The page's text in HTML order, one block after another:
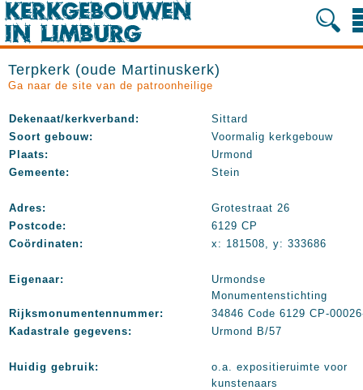
Terpkerk (oude Martinuskerk)
Ga naar de site van de patroonheilige
Dekenaat/kerkverband:
Sittard
Soort gebouw:
Voormalig kerkgebouw
Plaats:
Urmond
Gemeente:
Stein
Adres:
Grotestraat 26
Postcode:
6129 CP
Coördinaten:
x: 181508, y: 333686
Eigenaar:
Urmondse
Monumentenstichting
Rijksmonumentennummer:
34846 Code 6129 CP-
Kadastrale gegevens:
Urmond B/57
Huidig gebruik:
o.a. expositieruimte voor
kunstenaars